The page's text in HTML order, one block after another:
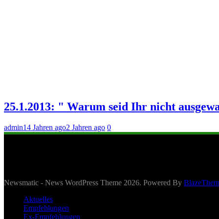
25.1.2013: " Warum seid Ihr nicht
admin14 Jahren ago2 Jahren ago 0
Newsmatic - News WordPress Theme 2026. Powered By
Aktuelles
Empfehlungen
Ex-Empfehlungen